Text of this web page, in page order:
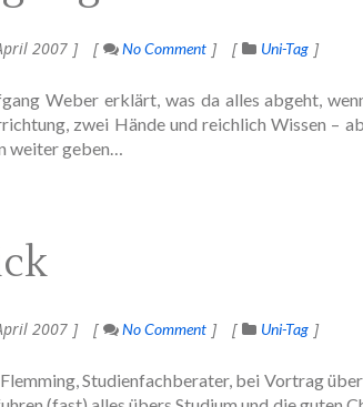
2007 No Comment Uni-Tag
Weber erklärt, was da alles abgeht,
zwei Hände und reichlich Wissen –
weiter geben…
2007 No Comment Uni-Tag
Studienfachberater, bei Vortrag